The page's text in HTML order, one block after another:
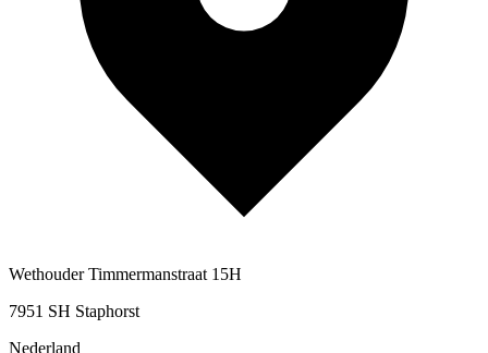
Wethouder Timmermanstraat 15H
7951 SH Staphorst
Nederland